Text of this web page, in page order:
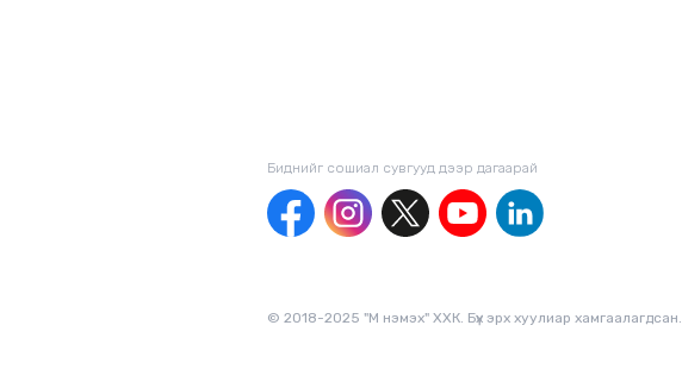
Биднийг сошиал сувгууд дээр дагаaрай
© 2018-2025 "М нэмэх" ХХК. Бүх эрх хуулиар хамгаалагдсан.